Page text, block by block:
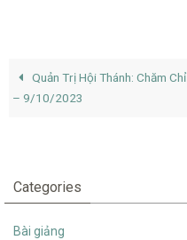
Quản Trị Hội Thánh: Chăm Chỉ
– 9/10/2023
Categories
Bài giảng